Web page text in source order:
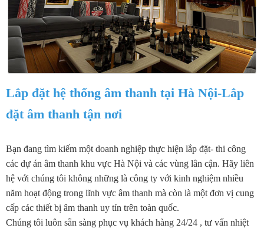
Lắp đặt hệ thống âm thanh tại Hà Nội-Lắp
đặt âm thanh tận nơi
Bạn đang tìm kiếm một doanh nghiệp thực hiện lắp đặt- thi công
các dự án âm thanh khu vực Hà Nội và các vùng lân cận. Hãy liên
hệ với chúng tôi không những là công ty với kinh nghiệm nhiều
năm hoạt động trong lĩnh vực âm thanh mà còn là một đơn vị cung
cấp các thiết bị âm thanh uy tín trên toàn quốc.
Chúng tôi luôn sẵn sàng phục vụ khách hàng 24/24 , tư vấn nhiệt